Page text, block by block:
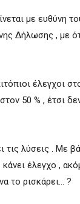
με ευθύνη
Δήλωσης , με
έλεγχοι
50 % , έτσι
τις λύσεις . Με
έλεγχο ,
το ρισκάρει… ?